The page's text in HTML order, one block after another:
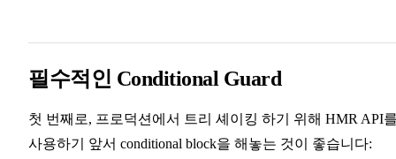
필수적인 Conditional Guard
첫 번째로, 프로덕션에서 트리 셰이킹 하기 위해 HMR API
사용하기 앞서 conditional block을 해놓는 것이 좋습니다: